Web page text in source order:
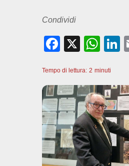
Condividi
F
c
e
b
o
o
k
X
W
at
s
A
p
p
e
n
Tempo di lettura: 2 minuti